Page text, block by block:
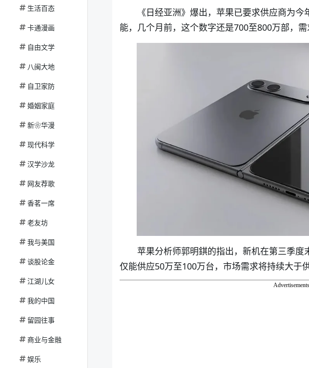
生活百态
卡通漫画
自由文学
八闽大地
自卫家防
婚姻家庭
新❀华漫
现代科学
汉学沙龙
网友荐歌
香茗一席
老友坊
我与美国
谈股论金
江湖儿女
我的中国
留园往事
商业与金融
娱乐
《日经亚洲》爆出，苹果已要求供应商为
能，几个月前，这个数字还是700至800万部，需
苹果分析师郭明錤的指出，新机在第三季
仅能供应50万至100万台，市场需求将持续大于供
Advertisements